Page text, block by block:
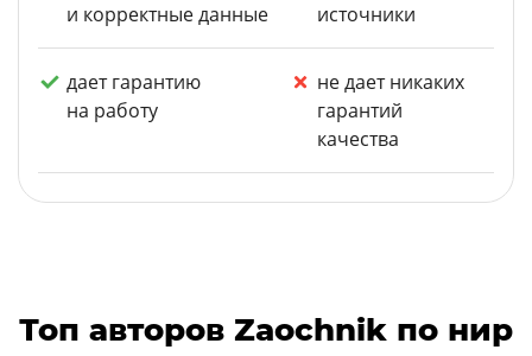
и корректные данные
источники
дает гарантию
на работу
не дает никаких
гарантий
качества
Топ авторов Zaochnik по нир